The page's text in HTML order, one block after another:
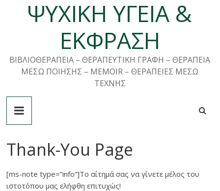
ΜετάβασηΨΥΧΙΚΗ ΥΓΕΙΑ &
ΕΚΦΡΑΣΗ
ΒΙΒΛΙΟΘΕΡΑΠΕΙΑ – ΘΕΡΑΠΕΥΤΙΚΗ ΓΡΑΦΗ – ΘΕΡΑΠΕΙΑ
ΜΕΣΩ ΠΟΙΗΣΗΣ – MEMOIR – ΘΕΡΑΠΕΙΕΣ ΜΕΣΩ
ΤΕΧΝΗΣ
Thank-You Page
[ms-note type=”info”]Το αίτημά σας να γίνετε μέλος του
ιστοτόπου μας ελήφθη επιτυχώς!